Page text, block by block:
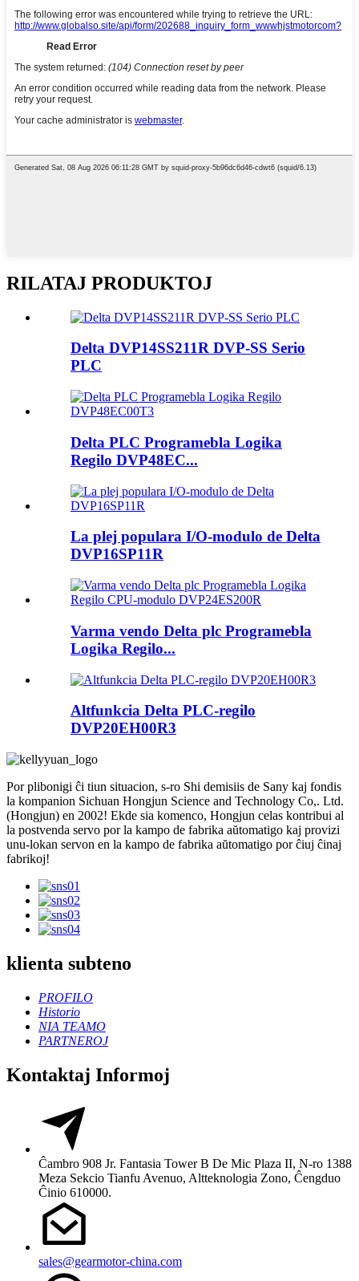
RILATAJ PRODUKTOJ
Delta DVP14SS211R DVP-SS Serio
PLC
Delta PLC Programebla Logika
Regilo DVP48EC...
La plej populara I/O-modulo de Delta
DVP16SP11R
Varma vendo Delta plc Programebla
Logika Regilo...
Altfunkcia Delta PLC-regilo
DVP20EH00R3
Por plibonigi ĉi tiun situacion, s-ro Shi demisiis de Sany kaj fondis
la kompanion Sichuan Hongjun Science and Technology Co,. Ltd.
(Hongjun) en 2002! Ekde sia komenco, Hongjun celas kontribui al
la postvenda servo por la kampo de fabrika aŭtomatigo kaj provizi
unu-lokan servon en la kampo de fabrika aŭtomatigo por ĉiuj ĉinaj
fabrikoj!
klienta subteno
PROFILO
Historio
NIA TEAMO
PARTNEROJ
Kontaktaj Informoj
Ĉambro 908 Jr. Fantasia Tower B De Mic Plaza II, N-ro 1388
Meza Sekcio Tianfu Avenuo, Altteknologia Zono, Ĉengduo
Ĉinio 610000.
sales@gearmotor-china.com